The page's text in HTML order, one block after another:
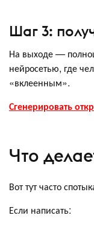
Шаг 3:
На выходе —
нейросетью, где
«вклеенным».
Сгенерировать
Что
Вот тут часто
Если написать: